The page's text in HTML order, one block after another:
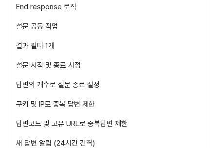
End response 로직
설문 공동 작업
결과 필터 1개
설문 시작 및 종료 시점
답변의 개수로 설문 종료 설정
쿠키 및 IP로 중복 답변 제한
답변코드 및 고유 URL로 중복답변 제한
새 답변 알림 (24시간 간격)